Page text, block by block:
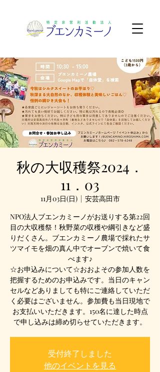
秋の大収穫祭2024．
11．03
11月03日(日)
  |
安芸高田市
NPO法人ブエンカミーノがお送りする第22回
目の大収穫祭！秋野菜の収穫や綱引きなど盛
りだくさん。ブエンカミーノ農場で採れたサ
ツマイモを畑の真ん中でオーブンで焼いて食
べます♪
☆お申込みについて☆おおよその参加人数を
把握するためのお申込みです。当日のキャン
セルなどありましても特にご連絡していただ
く必要はございません。参加費も当日現地で
お支払いいただきます。150名に達した時点
で申し込みは締め切らせていただきます。
受付終了しました
他のイベントを見る